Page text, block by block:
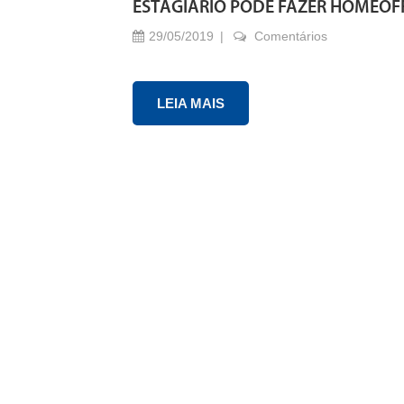
ESTAGIÁRIO PODE FAZER
29/05/2019 Comentários
LEIA MAIS